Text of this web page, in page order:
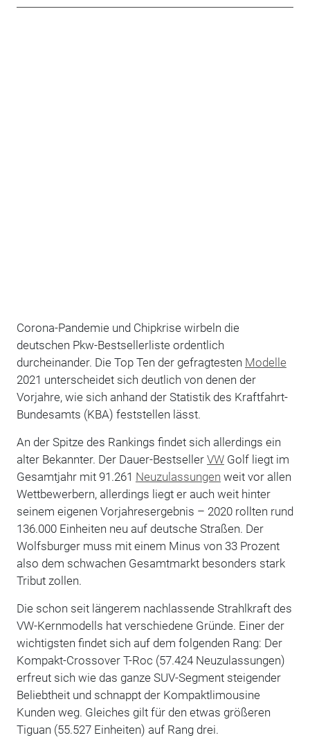
Corona-Pandemie und Chipkrise wirbeln die
deutschen Pkw-Bestsellerliste ordentlich
durcheinander. Die Top Ten der gefragtesten Modelle
2021 unterscheidet sich deutlich von denen der
Vorjahre, wie sich anhand der Statistik des Kraftfahrt-
Bundesamts (KBA) feststellen lässt.
An der Spitze des Rankings findet sich allerdings ein
alter Bekannter. Der Dauer-Bestseller VWGolf liegt im
Gesamtjahr mit 91.261 Neuzulassungen weit vor allen
Wettbewerbern, allerdings liegt er auch weit hinter
seinem eigenen Vorjahresergebnis – 2020 rollten rund
136.000 Einheiten neu auf deutsche Straßen. Der
Wolfsburger muss mit einem Minus von 33 Prozent
also dem schwachen Gesamtmarkt besonders stark
Tribut zollen.
Die schon seit längerem nachlassende Strahlkraft des
VW-Kernmodells hat verschiedene Gründe. Einer der
wichtigsten findet sich auf dem folgenden Rang: Der
Kompakt-Crossover T-Roc (57.424 Neuzulassungen)
erfreut sich wie das ganze SUV-Segment steigender
Beliebtheit und schnappt der Kompaktlimousine
Kunden weg. Gleiches gilt für den etwas größeren
Tiguan (55.527 Einheiten) auf Rang drei.